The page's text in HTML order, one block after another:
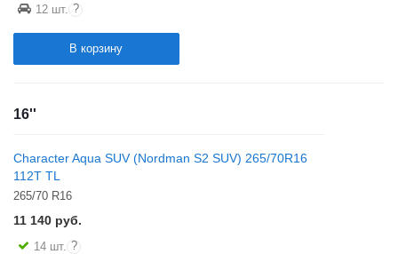
12 шт. ?
В корзину
16''
Character Aqua SUV (Nordman S2 SUV) 265/70R16
112T TL
265/70 R16
11 140 руб.
14 шт. ?